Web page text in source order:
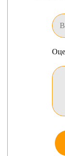
любой
авто.
размеров
зимние и